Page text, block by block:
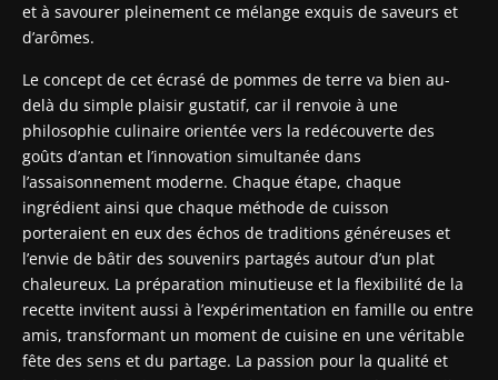
et à savourer pleinement ce mélange exquis de saveurs et
d’arômes.
Le concept de cet écrasé de pommes de terre va bien au-
delà du simple plaisir gustatif, car il renvoie à une
philosophie culinaire orientée vers la redécouverte des
goûts d’antan et l’innovation simultanée dans
l’assaisonnement moderne. Chaque étape, chaque
ingrédient ainsi que chaque méthode de cuisson
porteraient en eux des échos de traditions généreuses et
l’envie de bâtir des souvenirs partagés autour d’un plat
chaleureux. La préparation minutieuse et la flexibilité de la
recette invitent aussi à l’expérimentation en famille ou entre
amis, transformant un moment de cuisine en une véritable
fête des sens et du partage. La passion pour la qualité et